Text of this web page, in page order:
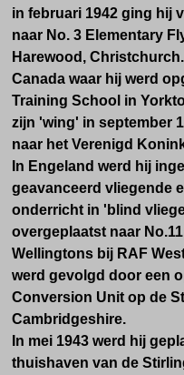
in februari 1942 ging hij
naar No. 3 Elementary
Harewood,
Canada waar hij werd
Training School in
zijn 'wing' in september
naar het Verenigd
In Engeland werd hij
geavanceerd vliegende
onderricht in 'blind
overgeplaatst naar No.
Wellingtons bij RAF
werd gevolgd door een
Conversion Unit op de
Cambridgeshire.
In mei 1943 werd hij
thuishaven van de